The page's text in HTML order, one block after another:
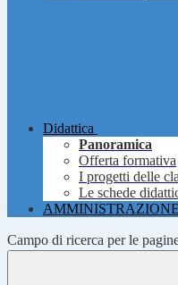
Didattica
Panoramica
Offerta formativa
I progetti delle
Le schede
Campo di ricerca per le